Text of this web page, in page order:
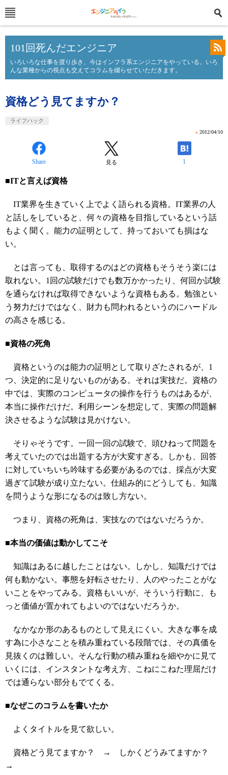
101回死んだエンジニア
いろいろな仕事を渡り歩き、今はインフラ系エンジニアをやっている。いろ
んな業種からの視点も交えてコラムを綴らせていただきます。
資格どう見てますか？
ライフハック
» 2012/04/10
Share 見る 1
■ITと言えば資格
IT業界を生きていく上でよく語られる資格。IT業界の人
と話しをしていると、何々の資格を目指しているという話
もよく聞く。能力の証明として、持っておいても損はな
い。
とは言っても、取得するのはどの資格もそうそう楽には
取れない。1回の試験だけでも数万かかったり、何回か試験
を通らなければ取得できないような資格もある。勉強とい
う努力だけではなく、財力も問われるというのにハードル
の高さを感じる。
■資格の死角
資格というのは能力の証明として取りざたされるが、1
つ、決定的に足りないものがある。それは実技だ。資格の
中では、実際のコンピュータの操作を行うものはあるが、
本当に操作だけだ。利用シーンを想定して、実際の問題解
決させるような試験は見かけない。
そりゃそうです。一回一回の試験で、頭ひねって問題を
考えていたのでは出題する方が大変すぎる。しかも、回答
に対していちいち吟味する必要があるのでは、採点が大変
過ぎて試験が成り立たない。仕組み的にどうしても、知識
を問うような形になるのは致し方ない。
つまり、資格の死角は、実技なのではないだろうか。
■本当の価値は動かしてこそ
知識はあるに越したことはない。しかし、知識だけでは
何も動かない。事態を好転させたり、人のやったことがな
いことをやってみる。資格もいいが、そういう行動に、も
っと価値が置かれてもよいのではないだろうか。
なかなか形のあるものとして見えにくい。大きな事を成
す為に小さなことを積み重ねている段階では、その真価を
見抜くのは難しい。そんな行動の積み重ねを細やかに見て
いくには、インスタントな考え方、こねにこねた理屈だけ
では通らない部分もでてくる。
■なぜこのコラムを書いたか
よくタイトルを見て欲しい。
資格どう見てますか？ → しかくどうみてますか？
→